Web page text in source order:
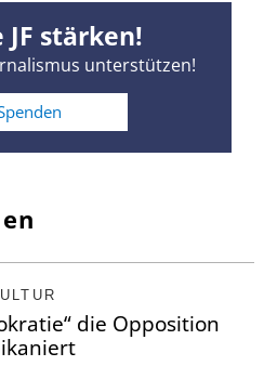
JF stärken!
unterstützen!
die Opposition